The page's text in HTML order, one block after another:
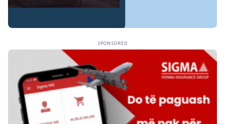
SPONSORED